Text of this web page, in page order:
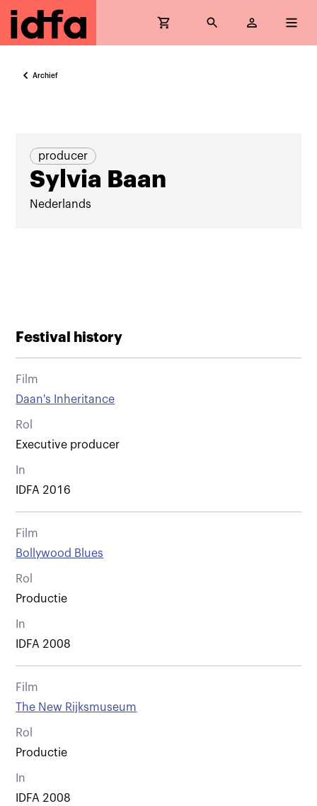
Archief
producer
Sylvia Baan
Nederlands
Festival history
Film
Daan's Inheritance
Rol
Executive producer
In
IDFA 2016
Film
Bollywood Blues
Rol
Productie
In
IDFA 2008
Film
The New Rijksmuseum
Rol
Productie
In
IDFA 2008